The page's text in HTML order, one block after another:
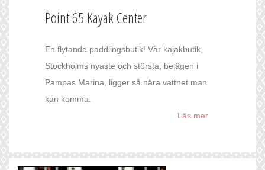
Point 65 Kayak Center
En flytande paddlingsbutik! Vår kajakbutik,
Stockholms nyaste och största, belägen i
Pampas Marina, ligger så nära vattnet man
kan komma.
Läs mer